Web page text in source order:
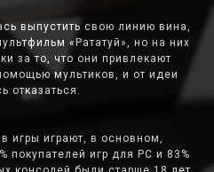
выпустить свою линию вина,
«Рататуй», но на них
за то, что они привлекают
мультиков, и от идеи
отказаться.
игры играют, в основном,
покупателей игр для PC и 83%